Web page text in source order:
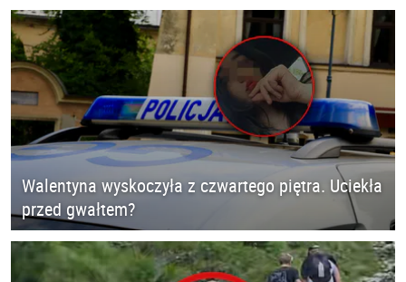
Walentyna wyskoczyła z czwartego piętra. Uciekła
przed gwałtem?